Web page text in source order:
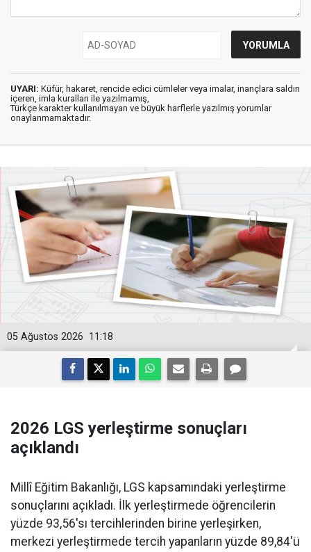
UYARI: Küfür, hakaret, rencide edici cümleler veya imalar, inançlara saldırı
içeren, imla kuralları ile yazılmamış,
Türkçe karakter kullanılmayan ve büyük harflerle yazılmış yorumlar
onaylanmamaktadır.
11:18
05 Ağustos 2026
2026 LGS yerleştirme sonuçları
açıklandı
Millî Eğitim Bakanlığı, LGS kapsamındaki yerleştirme
sonuçlarını açıkladı. İlk yerleştirmede öğrencilerin
yüzde 93,56'sı tercihlerinden birine yerleşirken,
merkezi yerleştirmede tercih yapanların yüzde 89,84'ü